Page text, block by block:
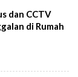
dan CCTV
di Rumah